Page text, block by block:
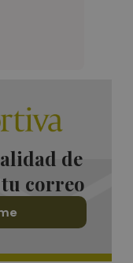
de
correo